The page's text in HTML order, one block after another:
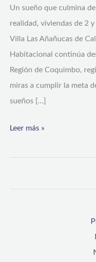
Un sueño que culmina
realidad, viviendas de 2
Villa Las Añañucas de
Habitacional continúa
Región de Coquimbo,
miras a cumplir la meta
sueños […]
Leer más »